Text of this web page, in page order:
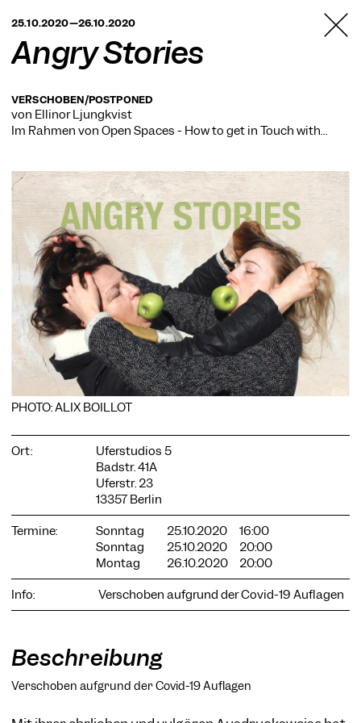
BERLIN
25.10.2020—26.10.2020
Angry Stories
VERSCHOBEN/POSTPONED
von Ellinor Ljungkvist
Im Rahmen von Open Spaces - How to get in Touch with…
PHOTO: ALIX BOILLOT
Ort:
Uferstudios 5
Badstr. 41A
Uferstr. 23
13357 Berlin
Termine:
Sonntag 25.10.2020
16:00
Sonntag
25.10.2020
20:00
Montag
26.10.2020
20:00
Info:
Verschoben aufgrund der Covid-19 Auflagen
Beschreibung
Verschoben aufgrund der Covid-19 Auflagen
COOKIE-EINSTELLUNGEN
Wir verwenden Cookies und Inhalte externer Anbieter auf
unserer Website. Notwendige Cookies sind essenziell, damit
Sie die Website nutzen können. Andere Cookies helfen uns,
die Website weiterzuentwickeln. Sie können Ihre Einwilligung
jederzeit widerrufen. Bitte besuchen Sie unsere
Datenschutzerklärung für weitere Informationen. Unten
können Sie auswählen, welche Technologien Sie zulassen
möchten.
Statistiken
Nur notwendige Alle akzeptieren Speichern